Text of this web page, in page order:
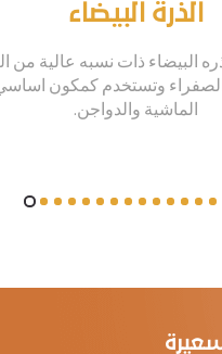
الذرة البيضاء
البيضاء ذات نسبه عالية من
الصفراء وتستخدم كمكون
الماشية والدواجن.